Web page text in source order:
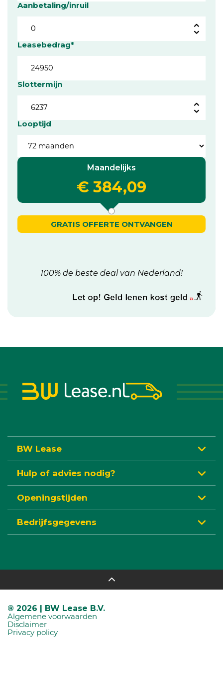
Aanbetaling/inruil
Leasebedrag*
Slottermijn
Looptijd
Maandelijks
€ 384,09
GRATIS OFFERTE ONTVANGEN
100% de beste deal van Nederland!
BW Lease
Hulp of advies nodig?
Openingstijden
Bedrijfsgegevens
® 2026 | BW Lease B.V.
Algemene voorwaarden
Disclaimer
Privacy policy